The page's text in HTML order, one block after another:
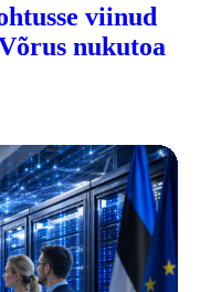
viinud
nukutoa